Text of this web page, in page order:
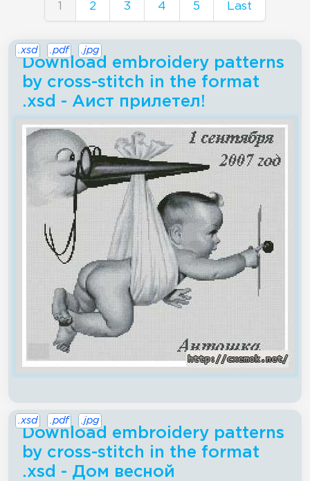
1 2 3 4 5 Last
Download embroidery patterns
by cross-stitch in the format
.xsd - Аист прилетел!
.xsd .pdf .jpg
Download embroidery patterns
by cross-stitch in the format
.xsd - Дом весной
.xsd .pdf .jpg